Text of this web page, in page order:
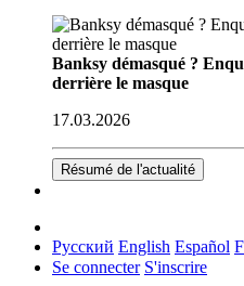
Banksy démasqué ?
derrière le masque
17.03.2026
Résumé de l'actualité
Русский English Español
Se connecter S'inscrire